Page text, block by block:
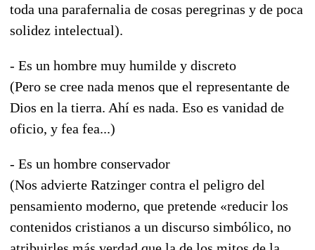
toda una parafernalia de cosas peregrinas y de poca
solidez intelectual).
- Es un hombre muy humilde y discreto
(Pero se cree nada menos que el representante de
Dios en la tierra. Ahí es nada. Eso es vanidad de
oficio, y fea fea...)
- Es un hombre conservador
(Nos advierte Ratzinger contra el peligro del
pensamiento moderno, que pretende «reducir los
contenidos cristianos a un discurso simbólico, no